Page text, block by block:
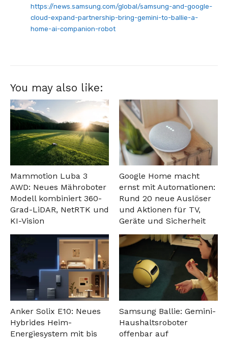
https://news.samsung.com/global/samsung-and-google-
cloud-expand-partnership-bring-gemini-to-ballie-a-
home-ai-companion-robot
You may also like:
Mammotion Luba 3
AWD: Neues Mähroboter
Modell kombiniert 360-
Grad-LiDAR, NetRTK und
KI-Vision
Google Home macht
ernst mit Automationen:
Rund 20 neue Auslöser
und Aktionen für TV,
Geräte und Sicherheit
Anker Solix E10: Neues
Hybrides Heim-
Energiesystem mit bis
Samsung Ballie: Gemini-
Haushaltsroboter
offenbar auf